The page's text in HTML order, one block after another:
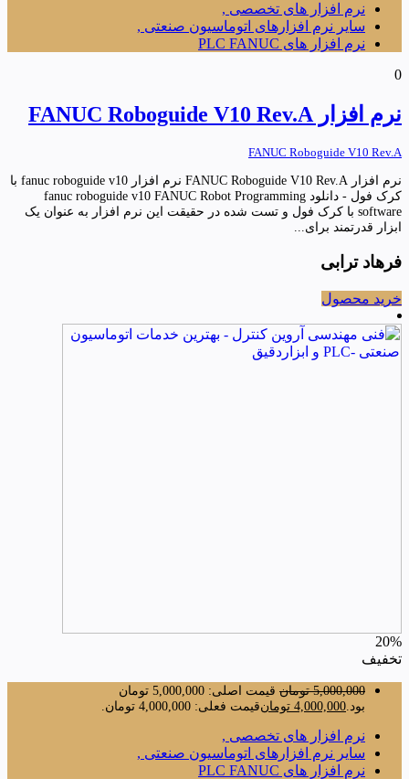
نرم افزار های تخصصی ,
سایر نرم افزارهای اتوماسیون صنعتی ,
نرم افزار های PLC FANUC
0
نرم افزار FANUC Roboguide V10 Rev.A
FANUC Roboguide V10 Rev.A
نرم افزار FANUC Roboguide V10 Rev.A نرم افزار fanuc roboguide v10 با
کرک فول - دانلود fanuc roboguide v10 FANUC Robot Programming
software با کرک فول و تست شده در حقیقت این نرم افزار به عنوان یک
ابزار قدرتمند برای...
فرهاد ترابی
خرید محصول
20%
تخفیف
5,000,000 تومان
قیمت اصلی: 5,000,000 تومان
بود. 4,000,000 تومانقیمت فعلی: 4,000,000 تومان.
نرم افزار های تخصصی ,
سایر نرم افزارهای اتوماسیون صنعتی ,
نرم افزار های PLC FANUC